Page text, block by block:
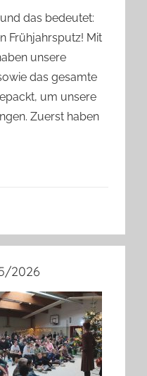
n
H
.
R
.
das bedeutet:
Frühjahrsputz! Mit
unsere
das gesamte
um unsere
Zuerst haben
2026